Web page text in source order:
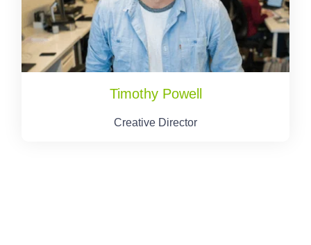
Timothy Powell
Creative Director